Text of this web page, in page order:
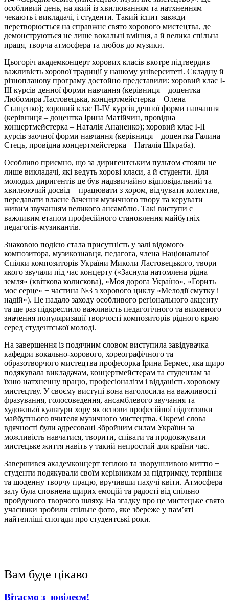
особливий день, на який із хвилюванням та натхненням
чекають і викладачі, і студенти. Такий іспит завжди
перетворюється на справжнє свято хорового мистецтва, де
демонструються не лише вокальні вміння, а й велика спільна
праця, творча атмосфера та любов до музики.
Цьогоріч академконцерт хорових класів вкотре підтвердив
важливість хорової традиції у нашому університеті. Складну й
різнопланову програму достойно представили: хоровий клас І-
ІІІ курсів денної форми навчання (керівниця – доцентка
Любомира Ластовецька, концертмейстерка – Олена
Стащенко); хоровий клас ІІ-ІV курсів денної форми навчання
(керівниця – доцентка Ірина Матійчин, провідна
концертмейстерка – Наталія Ананенко); хоровий клас І-ІІ
курсів заочної форми навчання (керівниця – доцентка Галина
Стець, провідна концертмейстерка – Наталія Шкраба).
Особливо приємно, що за диригентським пультом стояли не
лише викладачі, які ведуть хорові класи, а й студенти. Для
молодих диригентів це був надзвичайно відповідальний та
хвилюючий досвід − працювати з хором, відчувати колектив,
передавати власне бачення музичного твору та керувати
живим звучанням великого ансамблю. Такі виступи є
важливим етапом професійного становлення майбутніх
педагогів-музикантів.
Знаковою подією стала присутність у залі відомого
композитора, музикознавця, педагога, члена Національної
Спілки композиторів України Миколи Ластовецького, твори
якого звучали під час концерту («Заснула натомлена рідна
земля» (квіткова колискова), «Моя дорога Україно», «Горить
моє серце» − частина №3 з хорового циклу «Мелодії смутку і
надій»). Це надало заходу особливого регіонального акценту
та ще раз підкреслило важливість педагогічного та виховного
значення популяризації творчості композиторів рідного краю
серед студентської молоді.
На завершення із подячним словом виступила завідувачка
кафедри вокально-хорового, хореографічного та
образотворчого мистецтва професорка Ірина Бермес, яка щиро
подякувала викладачам, концертмейстерам та студентам за
їхню натхненну працю, професіоналізм і відданість хоровому
мистецтву. У своєму виступі вона наголосила на важливості
фразування, голосоведення, ансамблевого звучання та
художньої культури хору як основи професійної підготовки
майбутнього вчителя музичного мистецтва. Окремі слова
вдячності були адресовані Збройним силам України за
можливість навчатися, творити, співати та продовжувати
мистецьке життя навіть у такий непростий для країни час.
Завершився академконцерт теплою та зворушливою миттю −
студенти подякували своїм керівникам за підтримку, терпіння
та щоденну творчу працю, вручивши пахучі квіти. Атмосфера
залу була сповнена щирих емоцій та радості від спільно
пройденого творчого шляху. На згадку про це мистецьке свято
учасники зробили спільне фото, яке збереже у пам’яті
найтепліші спогади про студентські роки.
Вам буде цікаво
Вітаємо з ювілеєм!